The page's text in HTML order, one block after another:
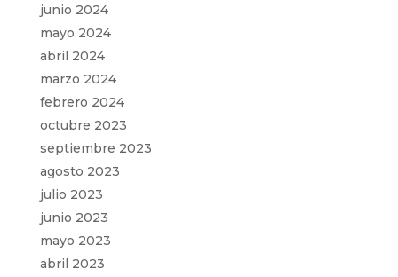
junio 2024
mayo 2024
abril 2024
marzo 2024
febrero 2024
octubre 2023
septiembre 2023
agosto 2023
julio 2023
junio 2023
mayo 2023
abril 2023